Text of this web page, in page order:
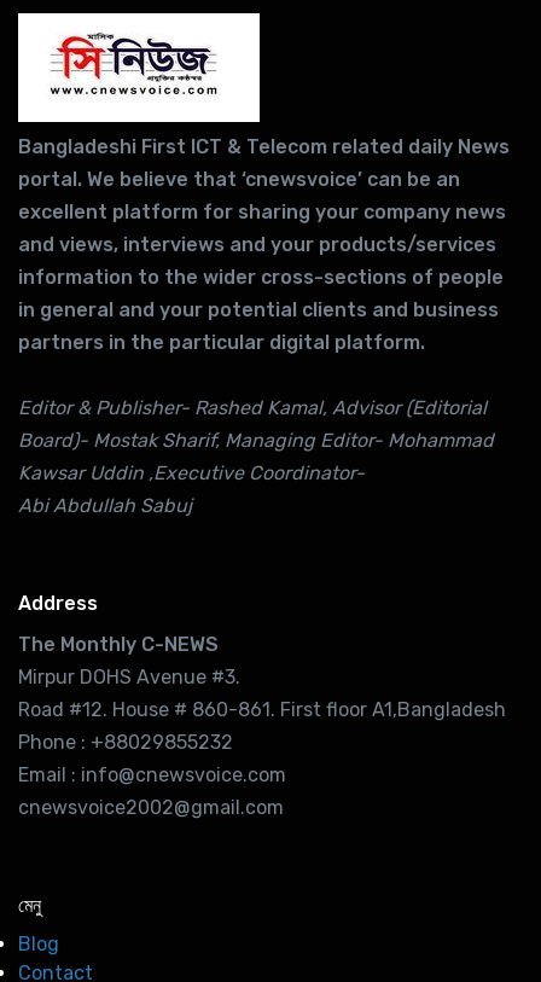
Bangladeshi First ICT & Telecom related daily News
portal. We believe that ‘cnewsvoice’ can be an
excellent platform for sharing your company news
and views, interviews and your products/services
information to the wider cross-sections of people
in general and your potential clients and business
partners in the particular digital platform.
Editor & Publisher- Rashed Kamal, Advisor (Editorial
Board)- Mostak Sharif, Managing Editor- Mohammad
Kawsar Uddin ,Executive Coordinator-
Abi Abdullah Sabuj
Address
The Monthly C-NEWS
Mirpur DOHS Avenue #3.
Road #12. House # 860-861. First floor A1,Bangladesh
Phone : +88029855232
Email : info@cnewsvoice.com
cnewsvoice2002@gmail.com
মেনু
Blog
Contact